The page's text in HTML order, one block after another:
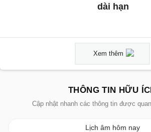
dài hạn
Xem thêm
THÔNG TIN HỮU
Cập nhật nhanh các thông tin được
Lịch âm hôm nay